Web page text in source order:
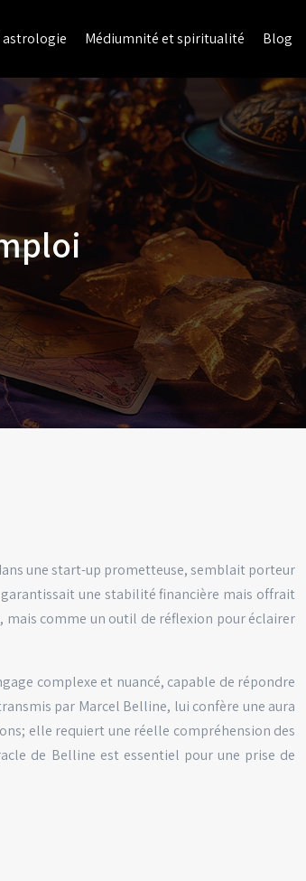
astrologie Médiumnité et spiritualité Blog
une start-up prometteuse, semblait porteur
une stabilité financière mais offrait
mais comme un outil de réflexion pour éclairer
complexe et nuancé, capable de répondre
par Marcel Belline, lui confère une aura
elle requiert une réelle compréhension des
de Belline est essentiel pour une prise de